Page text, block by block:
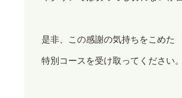
是非、この感謝の気持ちをこめた
特別コースを受け取ってください